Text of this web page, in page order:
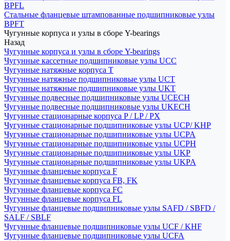
BPFL
Стальные фланцевые штампованные подшипниковые узлы
BPFT
Чугунные корпуса и узлы в сборе Y-bearings
Назад
Чугунные корпуса и узлы в сборе Y-bearings
Чугунные кассетные подшипниковые узлы UCC
Чугунные натяжные корпуса T
Чугунные натяжные подшипниковые узлы UCT
Чугунные натяжные подшипниковые узлы UKT
Чугунные подвесные подшипниковые узлы UCECH
Чугунные подвесные подшипниковые узлы UKECH
Чугунные стационарные корпуса P / LP / PX
Чугунные стационарные подшипниковые узлы UCP/ KHP
Чугунные стационарные подшипниковые узлы UCPA
Чугунные стационарные подшипниковые узлы UCPH
Чугунные стационарные подшипниковые узлы UKP
Чугунные стационарные подшипниковые узлы UKPA
Чугунные фланцевые корпуса F
Чугунные фланцевые корпуса FB, FK
Чугунные фланцевые корпуса FC
Чугунные фланцевые корпуса FL
Чугунные фланцевые подшипниковые узлы SAFD / SBFD /
SALF / SBLF
Чугунные фланцевые подшипниковые узлы UCF / KHF
Чугунные фланцевые подшипниковые узлы UCFA